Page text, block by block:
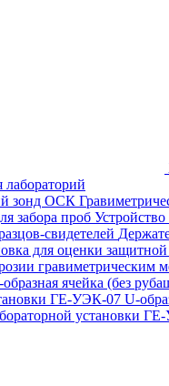
лабораторий
зонд ОСК
забора проб Устройство
свидетелей
для оценки
гравиметрическим
ячейка (без
ГЕ-УЭК-07 U-
установки